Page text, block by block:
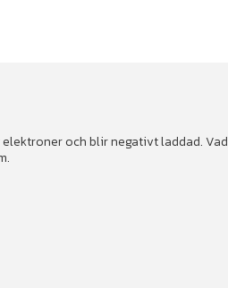
och blir negativt laddad. Vad